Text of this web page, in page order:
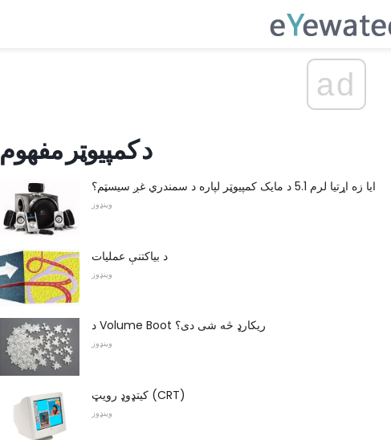
ad
د کمپیوټر مفهوم
ایا زه اړتیا لرم 5.1 د مایک کمپیوټر لپاره د سمندري غږ سیسټم؟
وینډوز
د بیاکتنې عملیات
وینډوز
د Volume Boot ریکارډ څه شی دی؟
وینډوز
کیتډوډ رویټ (CRT)
وینډوز